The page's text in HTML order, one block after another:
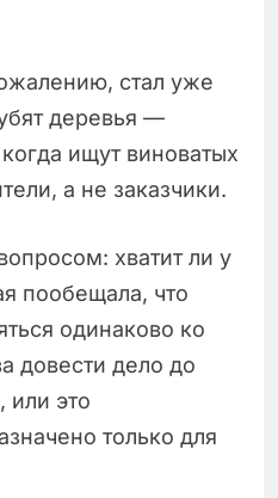
стал уже
деревья —
ищут виноватых
а не заказчики.
хватит ли у
пообещала, что
одинаково ко
довести дело до
или это
только для